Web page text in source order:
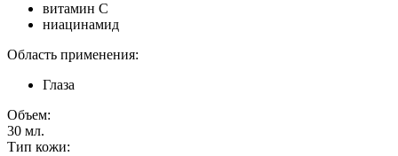
витамин С
ниацинамид
Область применения:
Глаза
Объем:
30 мл.
Тип кожи: